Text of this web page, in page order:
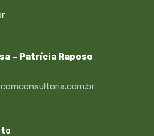
– Patrícia Raposo